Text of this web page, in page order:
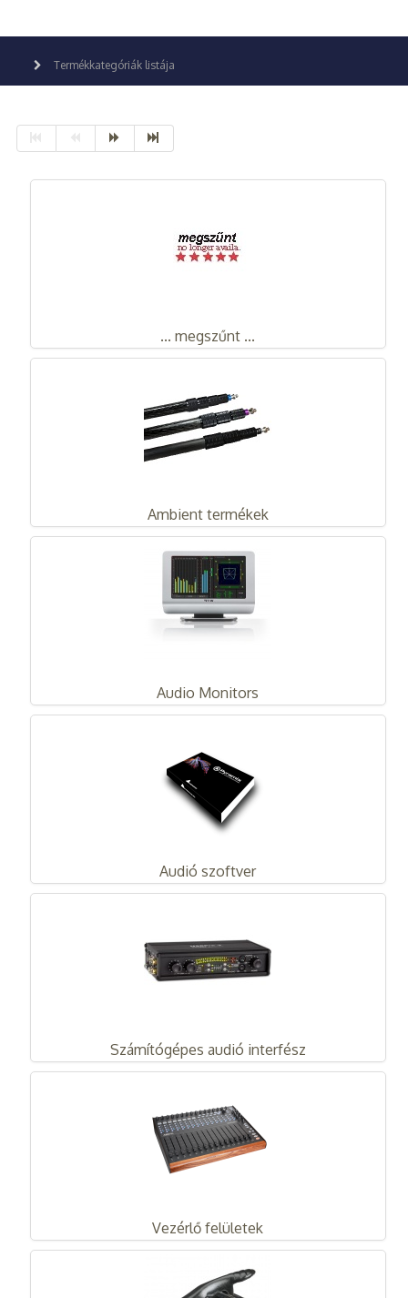
Termékkategóriák listája
... megszűnt ...
Ambient termékek
Audio Monitors
Audió szoftver
Számítógépes audió interfész
Vezérlő felületek